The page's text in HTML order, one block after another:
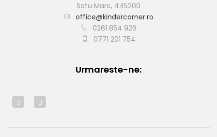
Satu Mare, 445200
office@kindercorner.ro
0261 854 926
0771 201 754
Urmareste-ne: